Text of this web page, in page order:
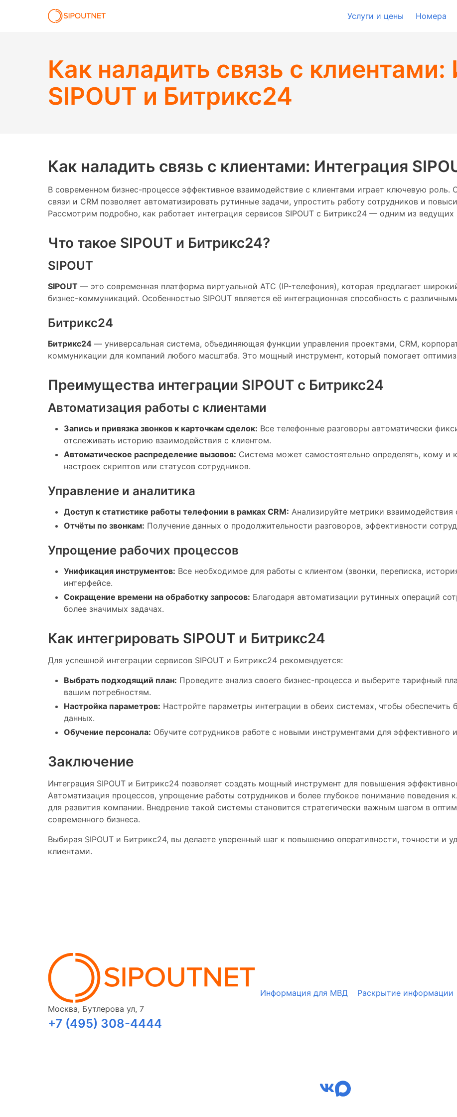
Услуги и цены Номера
Как наладить связь с клиентами:
SIPOUT и Битрикс24
Как наладить связь с клиентами: Интеграция
В современном бизнес-процессе эффективное взаимодействие с клиентами играет ключевую
связи и CRM позволяет автоматизировать рутинные задачи, упростить работу сотрудников и
Рассмотрим подробно, как работает интеграция сервисов SIPOUT с Битрикс24 — одним из
Что такое SIPOUT и Битрикс24?
SIPOUT
SIPOUT — это современная платформа виртуальной АТС (IP-телефония), которая предлагает
бизнес-коммуникаций. Особенностью SIPOUT является её интеграционная способность с
Битрикс24
Битрикс24 — универсальная система, объединяющая функции управления проектами, CRM,
коммуникации для компаний любого масштаба. Это мощный инструмент, который помогает
Преимущества интеграции SIPOUT с Битрикс24
Автоматизация работы с клиентами
Запись и привязка звонков к карточкам сделок: Все телефонные разговоры автоматически
отслеживать историю взаимодействия с клиентом.
Автоматическое распределение вызовов: Система может самостоятельно определять, кому и
настроек скриптов или статусов сотрудников.
Управление и аналитика
Доступ к статистике работы телефонии в рамках CRM: Анализируйте метрики
Отчёты по звонкам: Получение данных о продолжительности разговоров, эффективности
Упрощение рабочих процессов
Унификация инструментов: Все необходимое для работы с клиентом (звонки, переписка,
интерфейсе.
Сокращение времени на обработку запросов: Благодаря автоматизации рутинных операций
более значимых задачах.
Как интегрировать SIPOUT и Битрикс24
Для успешной интеграции сервисов SIPOUT и Битрикс24 рекомендуется:
Выбрать подходящий план: Проведите анализ своего бизнес-процесса и выберите тарифный
вашим потребностям.
Настройка параметров: Настройте параметры интеграции в обеих системах, чтобы обеспечить
данных.
Обучение персонала: Обучите сотрудников работе с новыми инструментами для эффективного
Заключение
Интеграция SIPOUT и Битрикс24 позволяет создать мощный инструмент для повышения
Автоматизация процессов, упрощение работы сотрудников и более глубокое понимание
для развития компании. Внедрение такой системы становится стратегически важным шагом в
современного бизнеса.
Выбирая SIPOUT и Битрикс24, вы делаете уверенный шаг к повышению оперативности, точности и
клиентами.
Москва, Бутлерова ул, 7
+7 (495) 308-4444
Информация для МВД Раскрытие информации